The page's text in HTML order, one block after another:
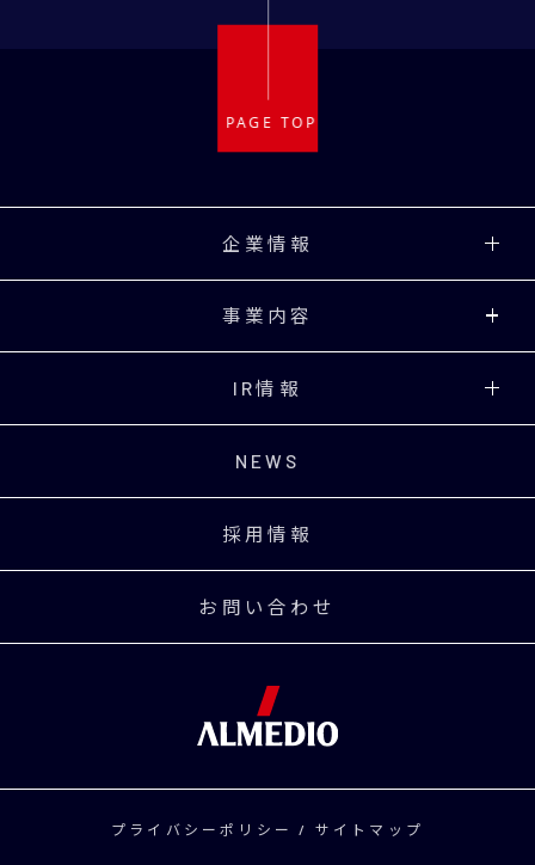
企業情報
事業内容
IR情報
NEWS
採用情報
お問い合わせ
プライバシーポリシー / サイトマップ